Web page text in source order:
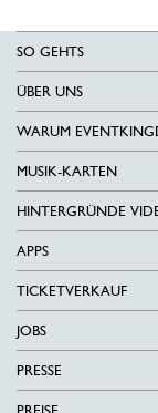
SO GEHTS
ÜBER UNS
WARUM
MUSIK-KARTEN
HINTERGRÜNDE
APPS
TICKETVERKAUF
JOBS
PRESSE